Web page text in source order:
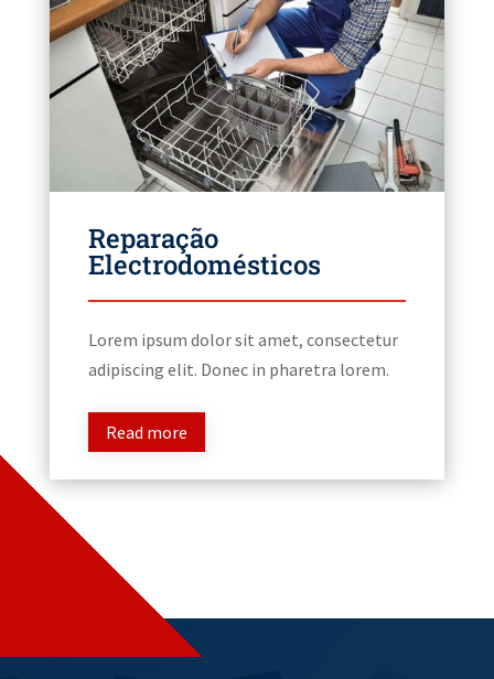
Reparação
Electrodomésticos
Lorem ipsum dolor sit amet, consectetur
adipiscing elit. Donec in pharetra lorem.
Read more